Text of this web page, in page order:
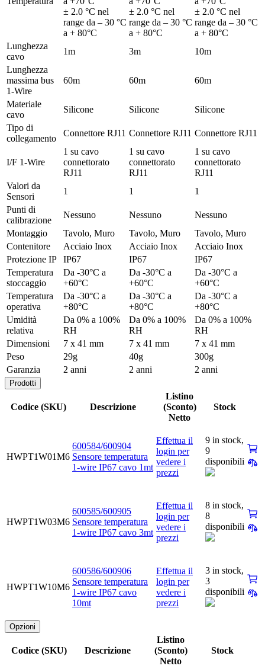
± 2.0 °C nel
range da – 30 °C
a + 80°C
± 2.0 °C nel
range da – 30 °C
a + 80°C
± 2.0 °C nel
range da – 30 °C
a + 80°C
Lunghezza
cavo
1m 3m
10m
Lunghezza
massima bus
1-Wire
60m 60m 60m
Materiale
cavo
Silicone Silicone
Silicone
Tipo di
collegamento
Connettore RJ11 Connettore RJ11 Connettore RJ11
I/F 1-Wire
1 su cavo
connettorato
RJ11
1 su cavo
connettorato
RJ11
1 su cavo
connettorato
RJ11
Valori da
Sensori
1 1
1
Punti di
calibrazione
Nessuno Nessuno
Nessuno
Montaggio
Tavolo, Muro Tavolo, Muro
Tavolo, Muro
Contenitore
Acciaio Inox Acciaio Inox
Acciaio Inox
Protezione IP
IP67 IP67
IP67
Temperatura
stoccaggio
Da -30°C a
+60°C
Da -30°C a
+60°C
Da -30°C a
+60°C
Temperatura
operativa
Da -30°C a
+80°C
Da -30°C a
+80°C
Da -30°C a
+80°C
Umidità
relativa
Da 0% a 100%
RH
Da 0% a 100%
RH
Da 0% a 100%
RH
Dimensioni
7 x 41 mm 7 x 41 mm
7 x 41 mm
Peso
29g 40g
300g
Garanzia
2 anni 2 anni 2 anni
Prodotti
Codice (SKU) Descrizione
Listino
(Sconto)
Netto
Stock
HWPT1W01M6
600584/600904
Sensore temperatura
1-wire IP67 cavo 1mt
Effettua il
login per
vedere i
prezzi
9 in stock,
9
disponibili
HWPT1W03M6
600585/600905
Sensore temperatura
1-wire IP67 cavo 3mt
Effettua il
login per
vedere i
prezzi
8 in stock,
8
disponibili
HWPT1W10M6
600586/600906
Sensore temperatura
1-wire IP67 cavo
10mt
Effettua il
login per
vedere i
prezzi
3 in stock,
3
disponibili
Opzioni
Codice (SKU) Descrizione
Listino
(Sconto)
Netto
Stock